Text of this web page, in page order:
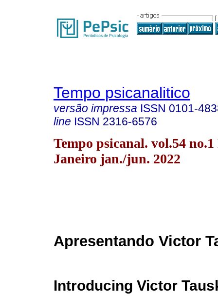
Tempo psicanalitico
versão impressa ISSN 0101-
line ISSN 2316-6576
Tempo psicanal. vol.54 no.1
Janeiro jan./jun. 2022
Apresentando Victor
Introducing Victor